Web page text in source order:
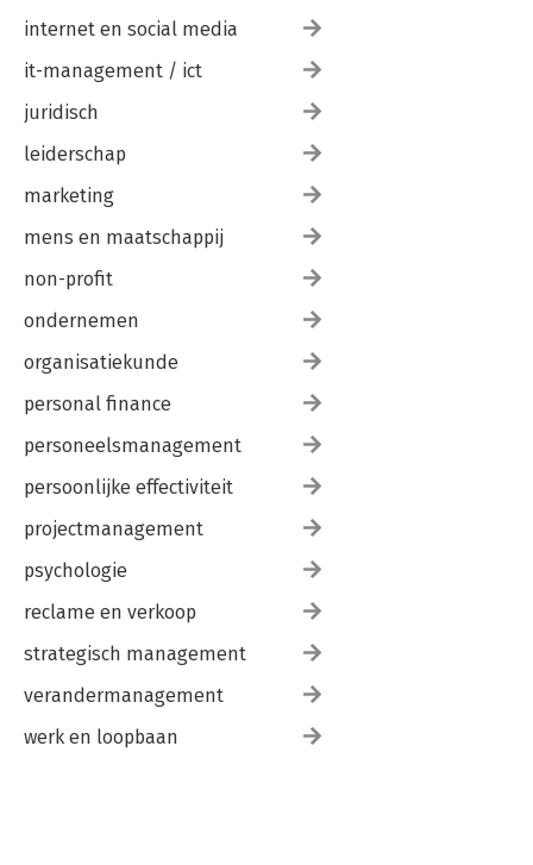
internet en social media
it-management / ict
juridisch
leiderschap
marketing
mens en maatschappij
non-profit
ondernemen
organisatiekunde
personal finance
personeelsmanagement
persoonlijke effectiviteit
projectmanagement
psychologie
reclame en verkoop
strategisch management
verandermanagement
werk en loopbaan